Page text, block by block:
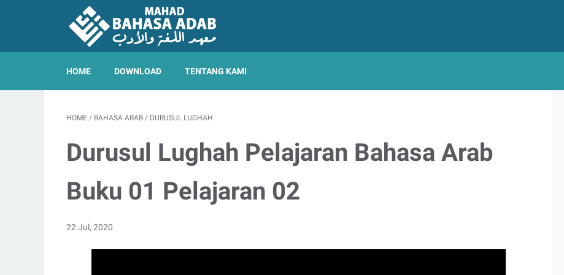
HOME DOWNLOAD TENTANG KAMI
HOME / BAHASA ARAB / DURUSUL LUGHAH
Durusul Lughah Pelajaran Bahasa Arab
Buku 01 Pelajaran 02
22 Jul, 2020